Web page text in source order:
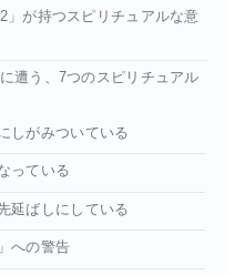
」が持つスピリチュアルな意
遭う、7つのスピリチュアル
しがみついている
っている
延ばしにしている
への警告